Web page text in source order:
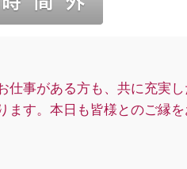
仕事がある方も、共に充実
ます。本日も皆様とのご縁